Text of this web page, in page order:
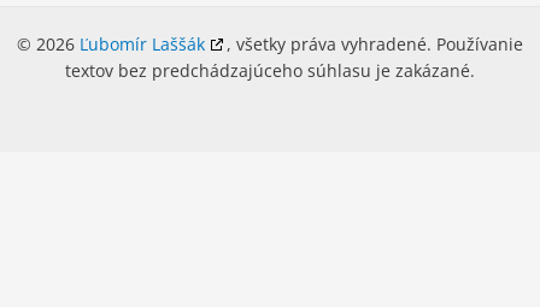
© 2026 Ľubomír Laššák
, všetky práva vyhradené. Používanie
textov bez predchádzajúceho súhlasu je zakázané.